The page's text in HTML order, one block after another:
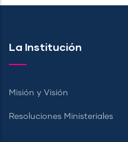
La Institución
Misión y Visión
Resoluciones Ministeriales